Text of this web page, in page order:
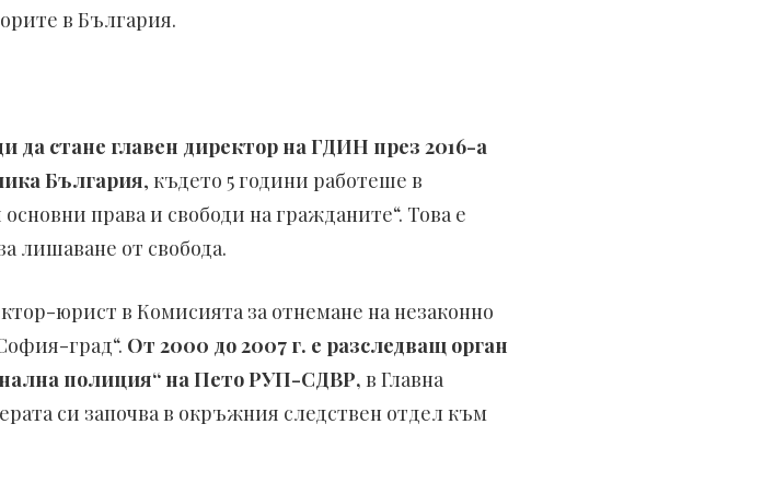
в България.
да стане главен директор на ГДИН през 2016-а
България, където 5 години работеше в
права и свободи на гражданите“. Това е
лишаване от свобода.
юрист в Комисията за отнемане на незаконно
град“. От 2000 до 2007 г. е разследващ орган
полиция“ на Пето РУП-СДВР, в Главна
си започва в окръжния следствен отдел към